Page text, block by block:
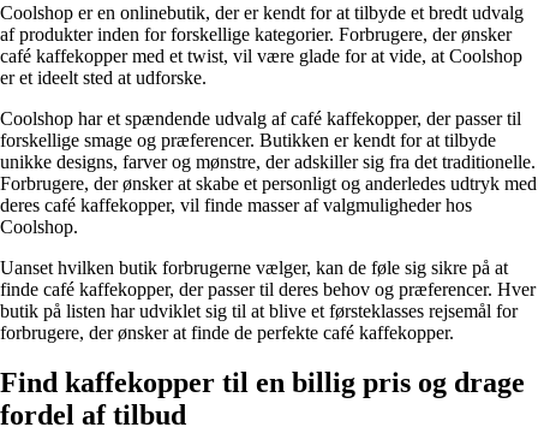
Coolshop er en onlinebutik, der er kendt for at tilbyde et bredt udvalg
af produkter inden for forskellige kategorier. Forbrugere, der ønsker
café kaffekopper med et twist, vil være glade for at vide, at Coolshop
er et ideelt sted at udforske.
Coolshop har et spændende udvalg af café kaffekopper, der passer til
forskellige smage og præferencer. Butikken er kendt for at tilbyde
unikke designs, farver og mønstre, der adskiller sig fra det traditionelle.
Forbrugere, der ønsker at skabe et personligt og anderledes udtryk med
deres café kaffekopper, vil finde masser af valgmuligheder hos
Coolshop.
Uanset hvilken butik forbrugerne vælger, kan de føle sig sikre på at
finde café kaffekopper, der passer til deres behov og præferencer. Hver
butik på listen har udviklet sig til at blive et førsteklasses rejsemål for
forbrugere, der ønsker at finde de perfekte café kaffekopper.
Find kaffekopper til en billig pris og drage
fordel af tilbud